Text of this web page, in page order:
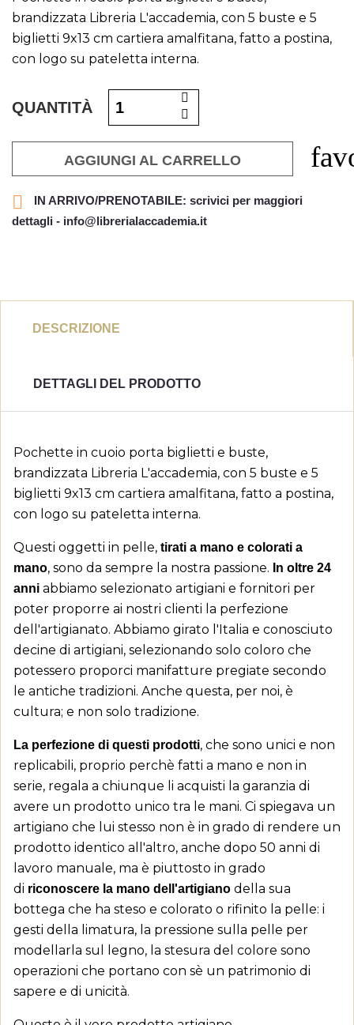
brandizzata Libreria L'accademia, con 5 buste e 5
biglietti 9x13 cm cartiera amalfitana, fatto a postina,
con logo su pateletta interna.
QUANTITÀ
AGGIUNGI AL CARRELLO

IN ARRIVO/PRENOTABILE: scrivici per maggiori
dettagli - info@librerialaccademia.it
DESCRIZIONE
DETTAGLI DEL PRODOTTO
Pochette in cuoio porta biglietti e buste,
brandizzata Libreria L'accademia, con 5 buste e 5
biglietti 9x13 cm cartiera amalfitana, fatto a postina,
con logo su pateletta interna.
Questi oggetti in pelle, tirati a mano e colorati a
mano, sono da sempre la nostra passione. In oltre 24
anni abbiamo selezionato artigiani e fornitori per
poter proporre ai nostri clienti la perfezione
dell'artigianato. Abbiamo girato l'Italia e conosciuto
decine di artigiani, selezionando solo coloro che
potessero proporci manifatture pregiate secondo
le antiche tradizioni. Anche questa, per noi, è
cultura; e non solo tradizione.
La perfezione di questi prodotti, che sono unici e non
replicabili, proprio perchè fatti a mano e non in
serie, regala a chiunque li acquisti la garanzia di
avere un prodotto unico tra le mani. Ci spiegava un
artigiano che lui stesso non è in grado di rendere un
prodotto identico all'altro, anche dopo 50 anni di
lavoro manuale, ma è piuttosto in grado
di riconoscere la mano dell'artigiano della sua
bottega che ha steso e colorato o rifinito la pelle: i
gesti della limatura, la pressione sulla pelle per
modellarla sul legno, la stesura del colore sono
operazioni che portano con sè un patrimonio di
sapere e di unicità.